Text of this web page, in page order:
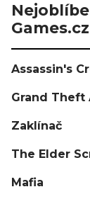
Games.cz
Assassin's
Grand Theft
Zaklínač
The Elder
Mafia